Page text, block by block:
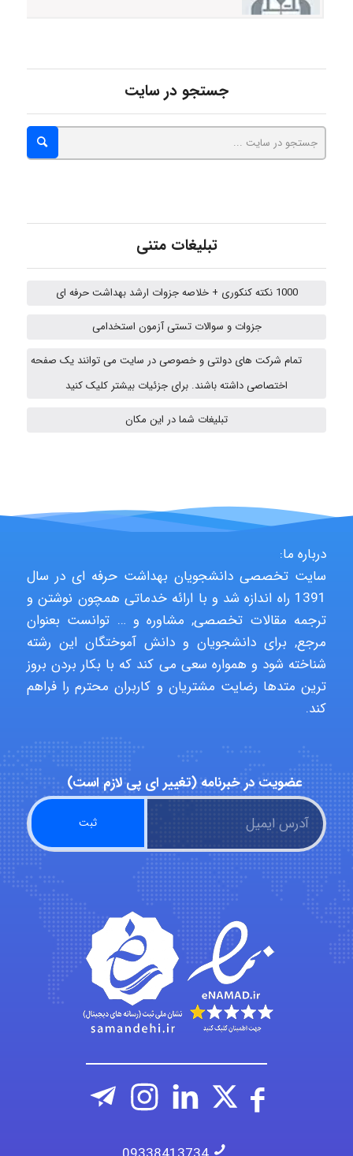
Rtk2099
Arshiaaihsra
nima5534
Mohammad Abbasi HSE
Hagar
monakh
Rtk2099
Arshiaaihsra
ABOALFZAL ZAREI
nima5534
جستجو در سایت
تبلیغات متنی
1000 نکته کنکوری + خلاصه جزوات ارشد بهداشت حرفه ای
جزوات و سوالات تستی آزمون استخدامی
تمام شرکت های دولتی و خصوصی در سایت می توانند یک صفحه
اختصاصی داشته باشند. برای جزئیات بیشتر کلیک کنید
تبلیغات شما در این مکان
درباره ما:
سایت تخصصی دانشجویان بهداشت حرفه ای در سال
1391 راه اندازه شد و با ارائه خدماتی همچون نوشتن و
ترجمه مقالات تخصصی, مشاوره و … توانست بعنوان
مرجع, برای دانشجویان و دانش آموختگان این رشته
شناخته شود و همواره سعی می کند که با بکار بردن بروز
ترین متدها رضایت مشتریان و کاربران محترم را فراهم
کند.
عضویت در خبرنامه (تغییر ای پی لازم است)